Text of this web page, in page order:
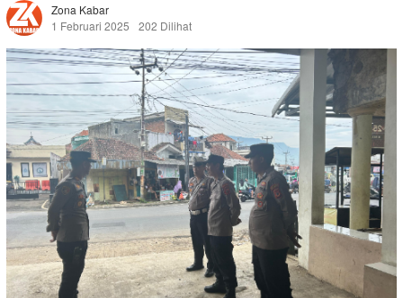
Zona Kabar
1 Februari 2025
202 Dilihat